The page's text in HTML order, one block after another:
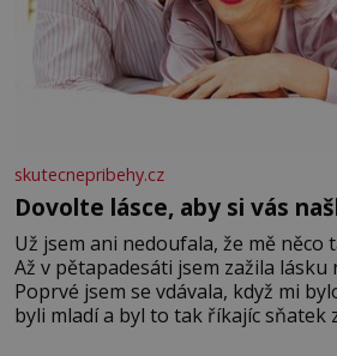
skutecnepribehy.cz
Dovolte lásce, aby si vás
Už jsem ani nedoufala, že mě něco
Až v pětapadesáti jsem zažila lásku
Poprvé jsem se vdávala, když mi
byli mladí a byl to tak říkajíc sňatek